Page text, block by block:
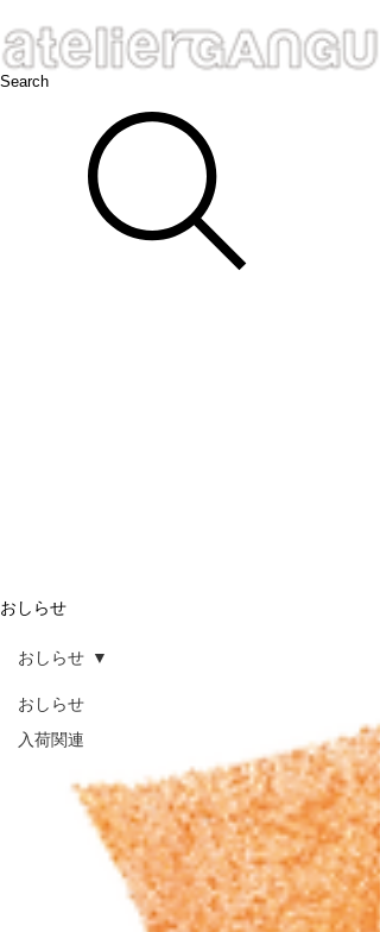
Search
おしらせ
おしらせ
入荷関連
おしらせ